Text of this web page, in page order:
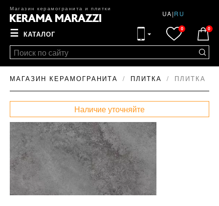
Магазин керамогранита и плитки
UA|RU
☰ КАТАЛОГ
0 0
МАГАЗИН КЕРАМОГРАНИТА ПЛИТКА ПЛИТКА
Наличие уточняйте